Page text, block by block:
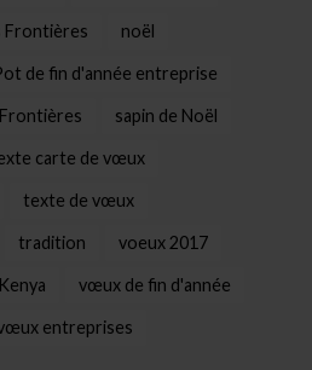
Frontières noël
de fin d'année entreprise
sapin de Noël
carte de vœux
texte de vœux
tradition voeux 2017
vœux de fin d'année
entreprises